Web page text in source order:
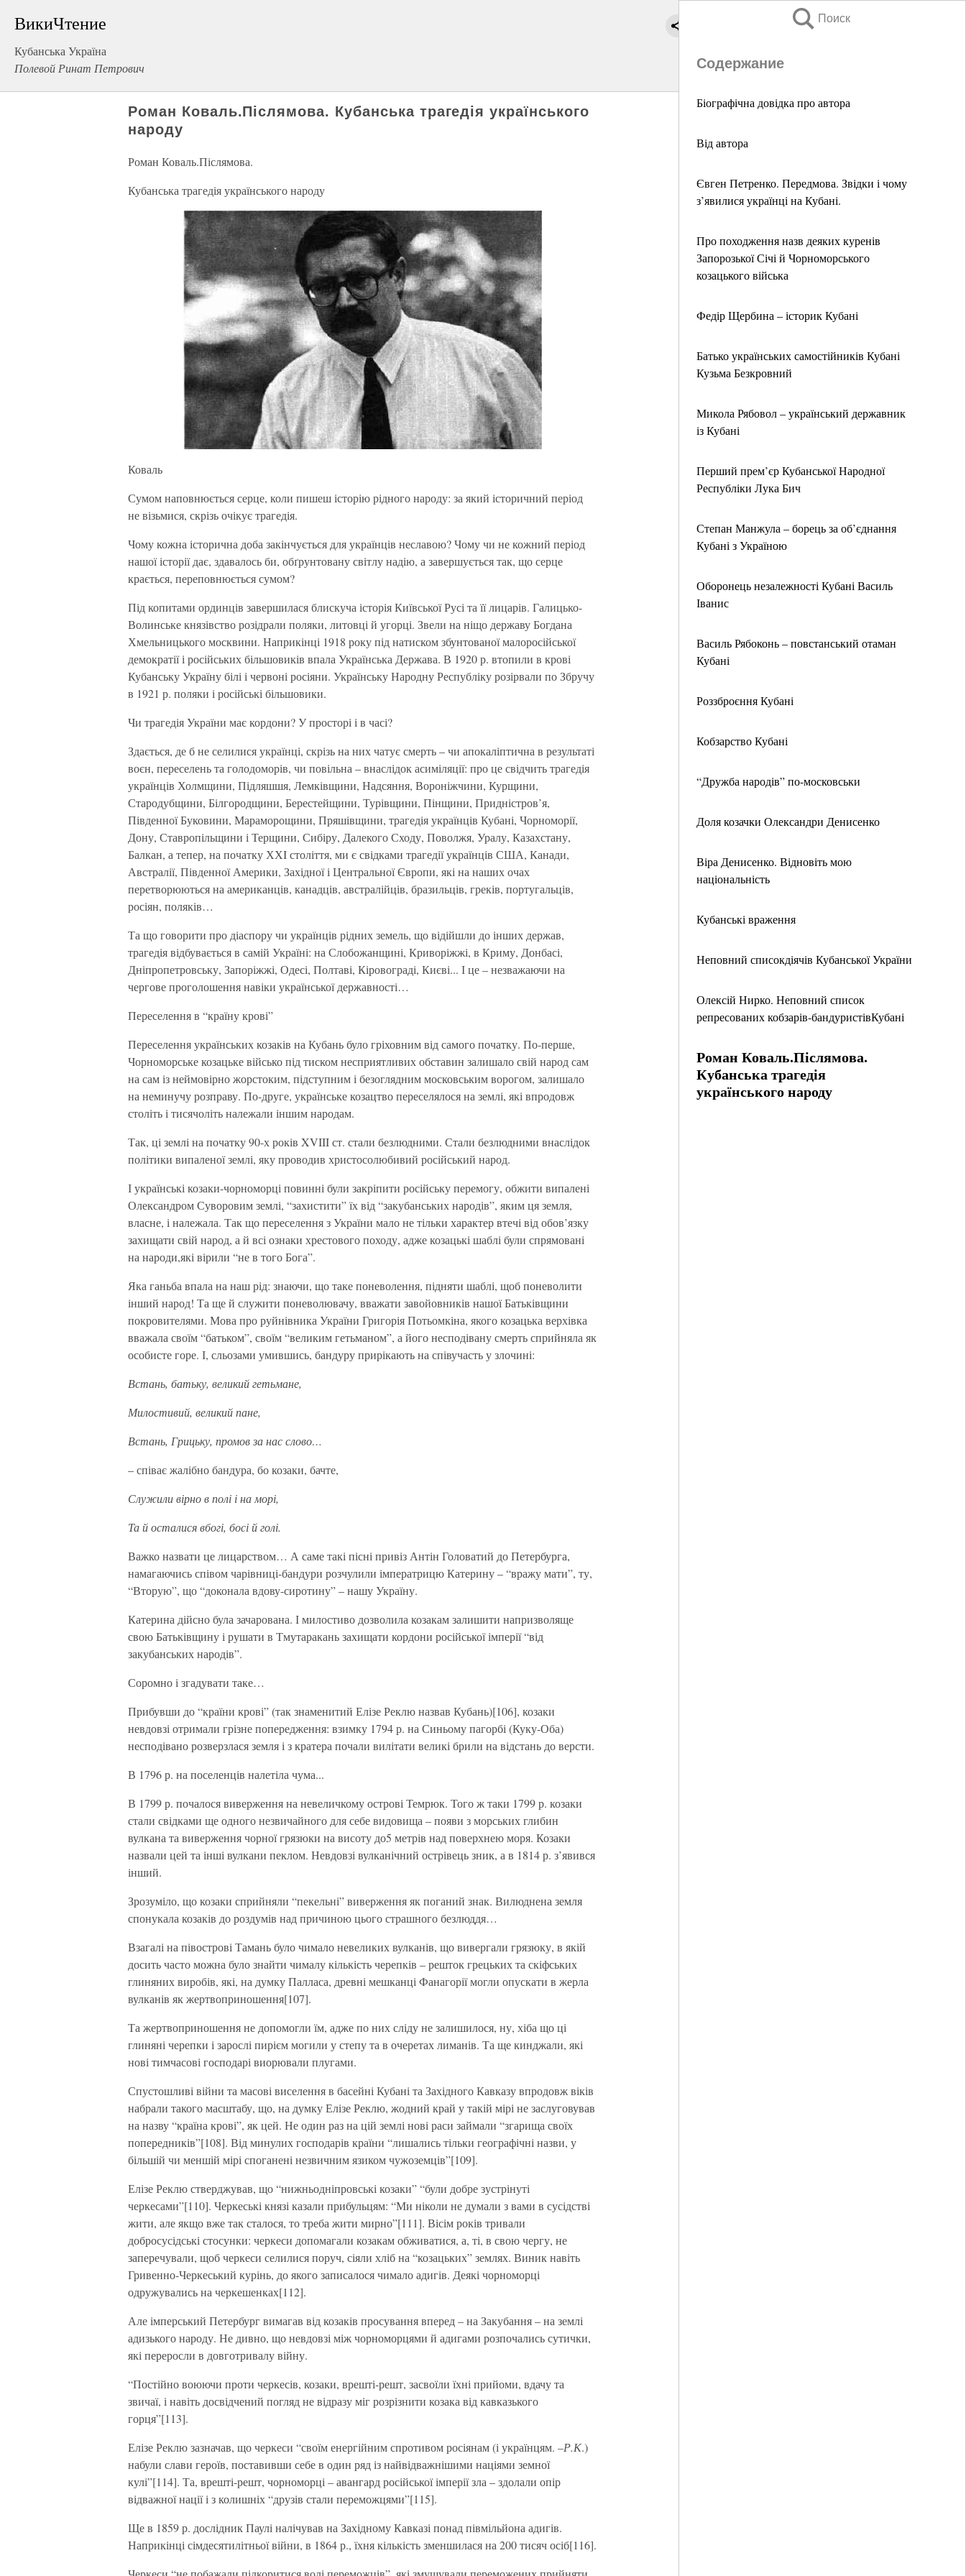
ВикиЧтение
Кубанська Україна
Полевой Ринат Петрович
Поиск
Содержание
Біографічна довідка про автора
Від автора
Євген Петренко. Передмова. Звідки і чому
з’явилися українці на Кубані.
Про походження назв деяких куренів
Запорозької Січі й Чорноморського
козацького війська
Федір Щербина – історик Кубані
Батько українських самостійників Кубані
Кузьма Безкровний
Микола Рябовол – український державник
із Кубані
Перший прем’єр Кубанської Народної
Республіки Лука Бич
Степан Манжула – борець за об’єднання
Кубані з Україною
Оборонець незалежності Кубані Василь
Іванис
Василь Рябоконь – повстанський отаман
Кубані
Роззброєння Кубані
Кобзарство Кубані
“Дружба народів” по-московськи
Доля козачки Олександри Денисенко
Віра Денисенко. Відновіть мою
національність
Кубанські враження
Неповний списокдіячів Кубанської України
Олексій Нирко. Неповний список
репресованих кобзарів-бандуристівКубані
Роман Коваль.Післямова.
Кубанська трагедія
українського народу
Роман Коваль.Післямова. Кубанська трагедія українського
народу
Роман Коваль.Післямова.
Кубанська трагедія українського народу
Коваль
Сумом наповнюється серце, коли пишеш історію рідного народу: за який історичний період
не візьмися, скрізь очікує трагедія.
Чому кожна історична доба закінчується для українців неславою? Чому чи не кожний період
нашої історії дає, здавалось би, обґрунтовану світлу надію, а завершується так, що серце
крається, переповнюється сумом?
Під копитами ординців завершилася блискуча історія Київської Русі та її лицарів. Галицько-
Волинське князівство розідрали поляки, литовці й угорці. Звели на ніщо державу Богдана
Хмельницького москвини. Наприкінці 1918 року під натиском збунтованої малоросійської
демократії і російських більшовиків впала Українська Держава. В 1920 р. втопили в крові
Кубанську Україну білі і червоні росіяни. Українську Народну Республіку розірвали по Збручу
в 1921 р. поляки і російські більшовики.
Чи трагедія України має кордони? У просторі і в часі?
Здається, де б не селилися українці, скрізь на них чатує смерть – чи апокаліптична в результаті
воєн, переселень та голодоморів, чи повільна – внаслідок асиміляції: про це свідчить трагедія
українців Холмщини, Підляшшя, Лемківщини, Надсяння, Вороніжчини, Курщини,
Стародубщини, Білгородщини, Берестейщини, Турівщини, Пінщини, Придністров’я,
Південної Буковини, Мараморощини, Пряшівщини, трагедія українців Кубані, Чорноморії,
Дону, Ставропільщини і Терщини, Сибіру, Далекого Сходу, Поволжя, Уралу, Казахстану,
Балкан, а тепер, на початку ХХI століття, ми є свідками трагедії українців США, Канади,
Австралії, Південної Америки, Західної і Центральної Європи, які на наших очах
перетворюються на американців, канадців, австралійців, бразильців, греків, португальців,
росіян, поляків…
Та що говорити про діаспору чи українців рідних земель, що відійшли до інших держав,
трагедія відбувається в самій Україні: на Слобожанщині, Криворіжжі, в Криму, Донбасі,
Дніпропетровську, Запоріжжі, Одесі, Полтаві, Кіровограді, Києві... І це – незважаючи на
чергове проголошення навіки української державності…
Переселення в “країну крові”
Переселення українських козаків на Кубань було гріховним від самого початку. По-перше,
Чорноморське козацьке військо під тиском несприятливих обставин залишало свій народ сам
на сам із неймовірно жорстоким, підступним і безоглядним московським ворогом, залишало
на неминучу розправу. По-друге, українське козацтво переселялося на землі, які впродовж
століть і тисячоліть належали іншим народам.
Так, ці землі на початку 90-х років XVIII ст. стали безлюдними. Стали безлюдними внаслідок
політики випаленої землі, яку проводив христосолюбивий російський народ.
І українські козаки-чорноморці повинні були закріпити російську перемогу, обжити випалені
Олександром Суворовим землі, “захистити” їх від “закубанських народів”, яким ця земля,
власне, і належала. Так що переселення з України мало не тільки характер втечі від обов’язку
захищати свій народ, а й всі ознаки хрестового походу, адже козацькі шаблі були спрямовані
на народи,які вірили “не в того Бога”.
Яка ганьба впала на наш рід: знаючи, що таке поневолення, підняти шаблі, щоб поневолити
інший народ! Та ще й служити поневолювачу, вважати завойовників нашої Батьківщини
покровителями. Мова про руйнівника України Григорія Потьомкіна, якого козацька верхівка
вважала своїм “батьком”, своїм “великим гетьманом”, а його несподівану смерть сприйняла як
особисте горе. І, сльозами умившись, бандуру прирікають на співучасть у злочині:
Встань, батьку, великий гетьмане,
Милостивий, великий пане,
Встань, Грицьку, промов за нас слово…
– співає жалібно бандура, бо козаки, бачте,
Служили вірно в полі і на морі,
Та й осталися вбогі, босі й голі.
Важко назвати це лицарством… А саме такі пісні привіз Антін Головатий до Петербурга,
намагаючись співом чарівниці-бандури розчулили імператрицю Катерину – “вражу мати”, ту,
“Вторую”, що “доконала вдову-сиротину” – нашу Україну.
Катерина дійсно була зачарована. І милостиво дозволила козакам залишити напризволяще
свою Батьківщину і рушати в Тмутаракань захищати кордони російської імперії “від
закубанських народів”.
Соромно і згадувати таке…
Прибувши до “країни крові” (так знаменитий Елізе Реклю назвав Кубань)[106], козаки
невдовзі отримали грізне попередження: взимку 1794 р. на Синьому пагорбі (Куку-Оба)
несподівано розверзлася земля і з кратера почали вилітати великі брили на відстань до версти.
В 1796 р. на поселенців налетіла чума...
В 1799 р. почалося виверження на невеличкому острові Темрюк. Того ж таки 1799 р. козаки
стали свідками ще одного незвичайного для себе видовища – появи з морських глибин
вулкана та виверження чорної грязюки на висоту до5 метрів над поверхнею моря. Козаки
назвали цей та інші вулкани пеклом. Невдовзі вулканічний острівець зник, а в 1814 р. з’явився
інший.
Зрозуміло, що козаки сприйняли “пекельні” виверження як поганий знак. Вилюднена земля
спонукала козаків до роздумів над причиною цього страшного безлюддя…
Взагалі на півострові Тамань було чимало невеликих вулканів, що вивергали грязюку, в якій
досить часто можна було знайти чималу кількість черепків – решток грецьких та скіфських
глиняних виробів, які, на думку Палласа, древні мешканці Фанагорії могли опускати в жерла
вулканів як жертвоприношення[107].
Та жертвоприношення не допомогли їм, адже по них сліду не залишилося, ну, хіба що ці
глиняні черепки і зарослі пирієм могили у степу та в очеретах лиманів. Та ще кинджали, які
нові тимчасові господарі виорювали плугами.
Спустошливі війни та масові виселення в басейні Кубані та Західного Кавказу впродовж віків
набрали такого масштабу, що, на думку Елізе Реклю, жодний край у такій мірі не заслуговував
на назву “країна крові”, як цей. Не один раз на цій землі нові раси займали “згарища своїх
попередників”[108]. Від минулих господарів країни “лишались тільки географічні назви, у
більшій чи меншій мірі споганені незвичним язиком чужоземців”[109].
Елізе Реклю стверджував, що “нижньодніпровські козаки” “були добре зустрінуті
черкесами”[110]. Черкеські князі казали прибульцям: “Ми ніколи не думали з вами в сусідстві
жити, але якщо вже так сталося, то треба жити мирно”[111]. Вісім років тривали
добросусідські стосунки: черкеси допомагали козакам обживатися, а, ті, в свою чергу, не
заперечували, щоб черкеси селилися поруч, сіяли хліб на “козацьких” землях. Виник навіть
Гривенно-Черкеський курінь, до якого записалося чимало адигів. Деякі чорноморці
одружувались на черкешенках[112].
Але імперський Петербург вимагав від козаків просування вперед – на Закубання – на землі
адизького народу. Не дивно, що невдовзі між чорноморцями й адигами розпочались сутички,
які переросли в довготривалу війну.
“Постійно воюючи проти черкесів, козаки, врешті-решт, засвоїли їхні прийоми, вдачу та
звичаї, і навіть досвідчений погляд не відразу міг розрізнити козака від кавказького
горця”[113].
Елізе Реклю зазначав, що черкеси “своїм енергійним спротивом росіянам (і українцям. –Р.К.)
набули слави героїв, поставивши себе в один ряд із найвідважнішими націями земної
кулі”[114]. Та, врешті-решт, чорноморці – авангард російської імперії зла – здолали опір
відважної нації і з колишніх “друзів стали переможцями”[115].
Ще в 1859 р. дослідник Паулі налічував на Західному Кавказі понад півмільйона адигів.
Наприкінці сімдесятилітньої війни, в 1864 р., їхня кількість зменшилася на 200 тисяч осіб[116].